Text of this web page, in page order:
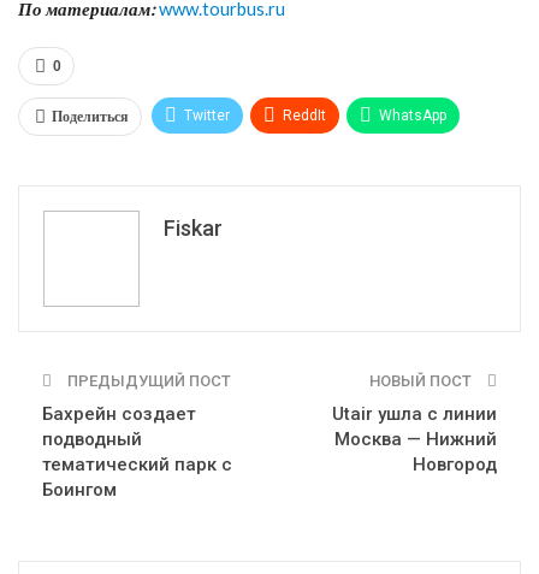
По материалам:www.tourbus.ru
0
Поделиться Twitter ReddIt WhatsApp
Fiskar
ПРЕДЫДУЩИЙ ПОСТ
Бахрейн создает
подводный
тематический парк с
Боингом
НОВЫЙ ПОСТ
Utair ушла с линии
Москва — Нижний
Новгород